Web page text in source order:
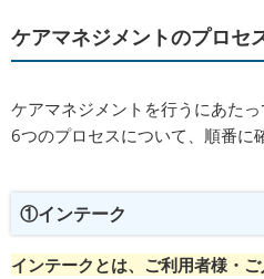
ケアマネジメントのプロセ
ケアマネジメントを行うにあた
6つのプロセスについて、順番に
①インテーク
インテークとは、ご利用者様・